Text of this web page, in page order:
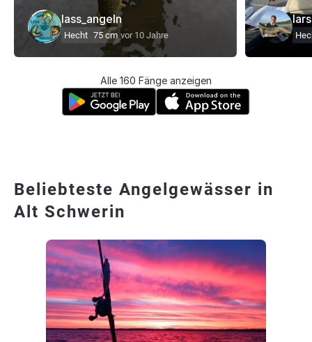
lass_angeln
Hecht 75 cm vor 10 Jahre
Alle 160 Fänge anzeigen
Beliebteste Angelgewässer in
Alt Schwerin